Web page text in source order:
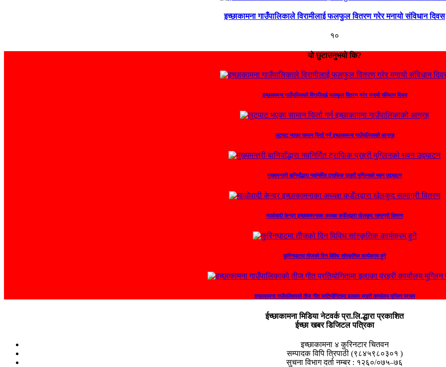
इच्छाकामना गाउँपालिकाले विरामीलाई फलफुल वितरण गरेर मनायो संविधान दिवस
१०
यो छुटाउनुभयो कि?
इच्छाकामना गाउँपालिकाले विरामीलाई फलफुल वितरण गरेर मनायो संविधान दिवस
लुटपाट भएका सामान फिर्ता गर्न इच्छाकामना गाउँपालिकाको आग्रह
मुख्यमन्त्री बानियाँद्धारा नवनिर्मित ट्राफिक प्रहरी मुग्लिनको भवन उद्घाटन
माओवादी केन्द्र इच्छाकामनाका अध्यक्ष कडेँलद्वारा खेलकुद सामाग्री वितरण
कुरिनघाटमा तीजको दिन विविध सांस्कृतिक कार्यक्रम हुने
इच्छाकामना गाउँपालिकाको तीज गीत प्रतियोगितामा इलाका प्रहरी कार्यालय मुग्लिन प्रथम
ईच्छाकामना मिडिया नेटवर्क प्रा.लि.द्धारा प्रकाशित
ईच्छा खबर डिजिटल पत्रिका
इच्छाकामना ४ कुरिनटार चितवन
सम्पादक विपि त्रिपाठी (९८४५९८०३०१ )
सुचना विभाग दर्ता नम्बर : १२६०/०७५–७६